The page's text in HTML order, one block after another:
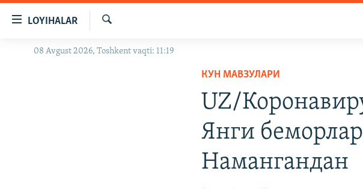
Бош
LOYIHALAR
OZODLIK SURISHTIRUVLARI
Излаш
08 Avgust 2026, Toshkent vaqti: 11:19
КУН МАВЗУЛАРИ
UZ/
Янги
Намангандан